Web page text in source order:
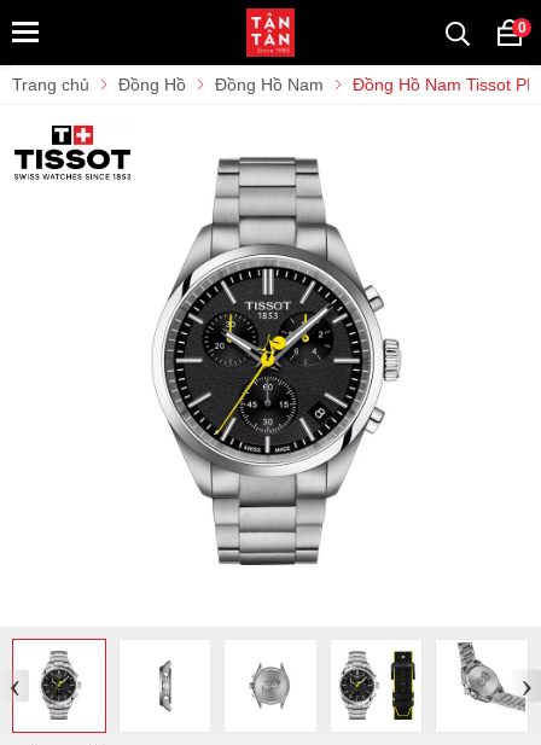
0
Trang chủ Đồng Hồ Đồng Hồ Nam Đồng Hồ Nam Tissot
‹ ›